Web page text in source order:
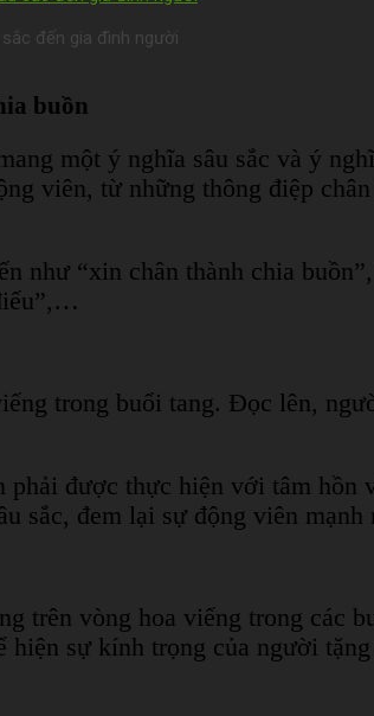
đến gia đình người
buồn
một ý nghĩa sâu sắc và ý
viên, từ những thông điệp
như “xin chân thành chia
trong buổi tang. Đọc lên,
được thực hiện với tâm hồn
sắc, đem lại sự động viên mạnh
trên vòng hoa viếng trong các
sự kính trọng của người